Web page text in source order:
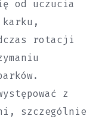
od uczucia
rotacji
z
szczególnie